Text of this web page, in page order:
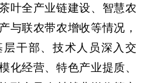
叶全产业链建设、智慧农
与联农带农增收等情况，
干部、技术人员深入交
化经营、特色产业提质、